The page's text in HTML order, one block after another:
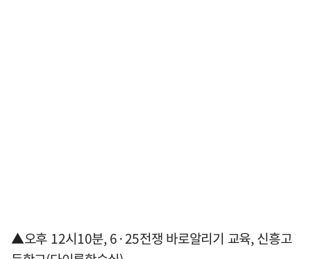
▲오후 12시10분, 6·25전쟁 바로알리기 교육, 신흥고